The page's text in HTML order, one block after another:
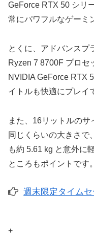
GeForce RTX 50 シリ
常にパワフルなゲーミ
とくに、アドバンスプ
Ryzen 7 8700F プロセ
NVIDIA GeForce RTX
イトルも快適にプレイ
また、16リットルの
同じくらいの大きさで
も約 5.61 kg と意外に
ところもポイントです。
週末限定タイム
+